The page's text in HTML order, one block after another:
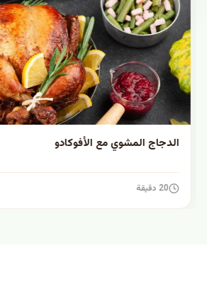
الدجاج المشوي مع الأفوكادو
20 دقيقة